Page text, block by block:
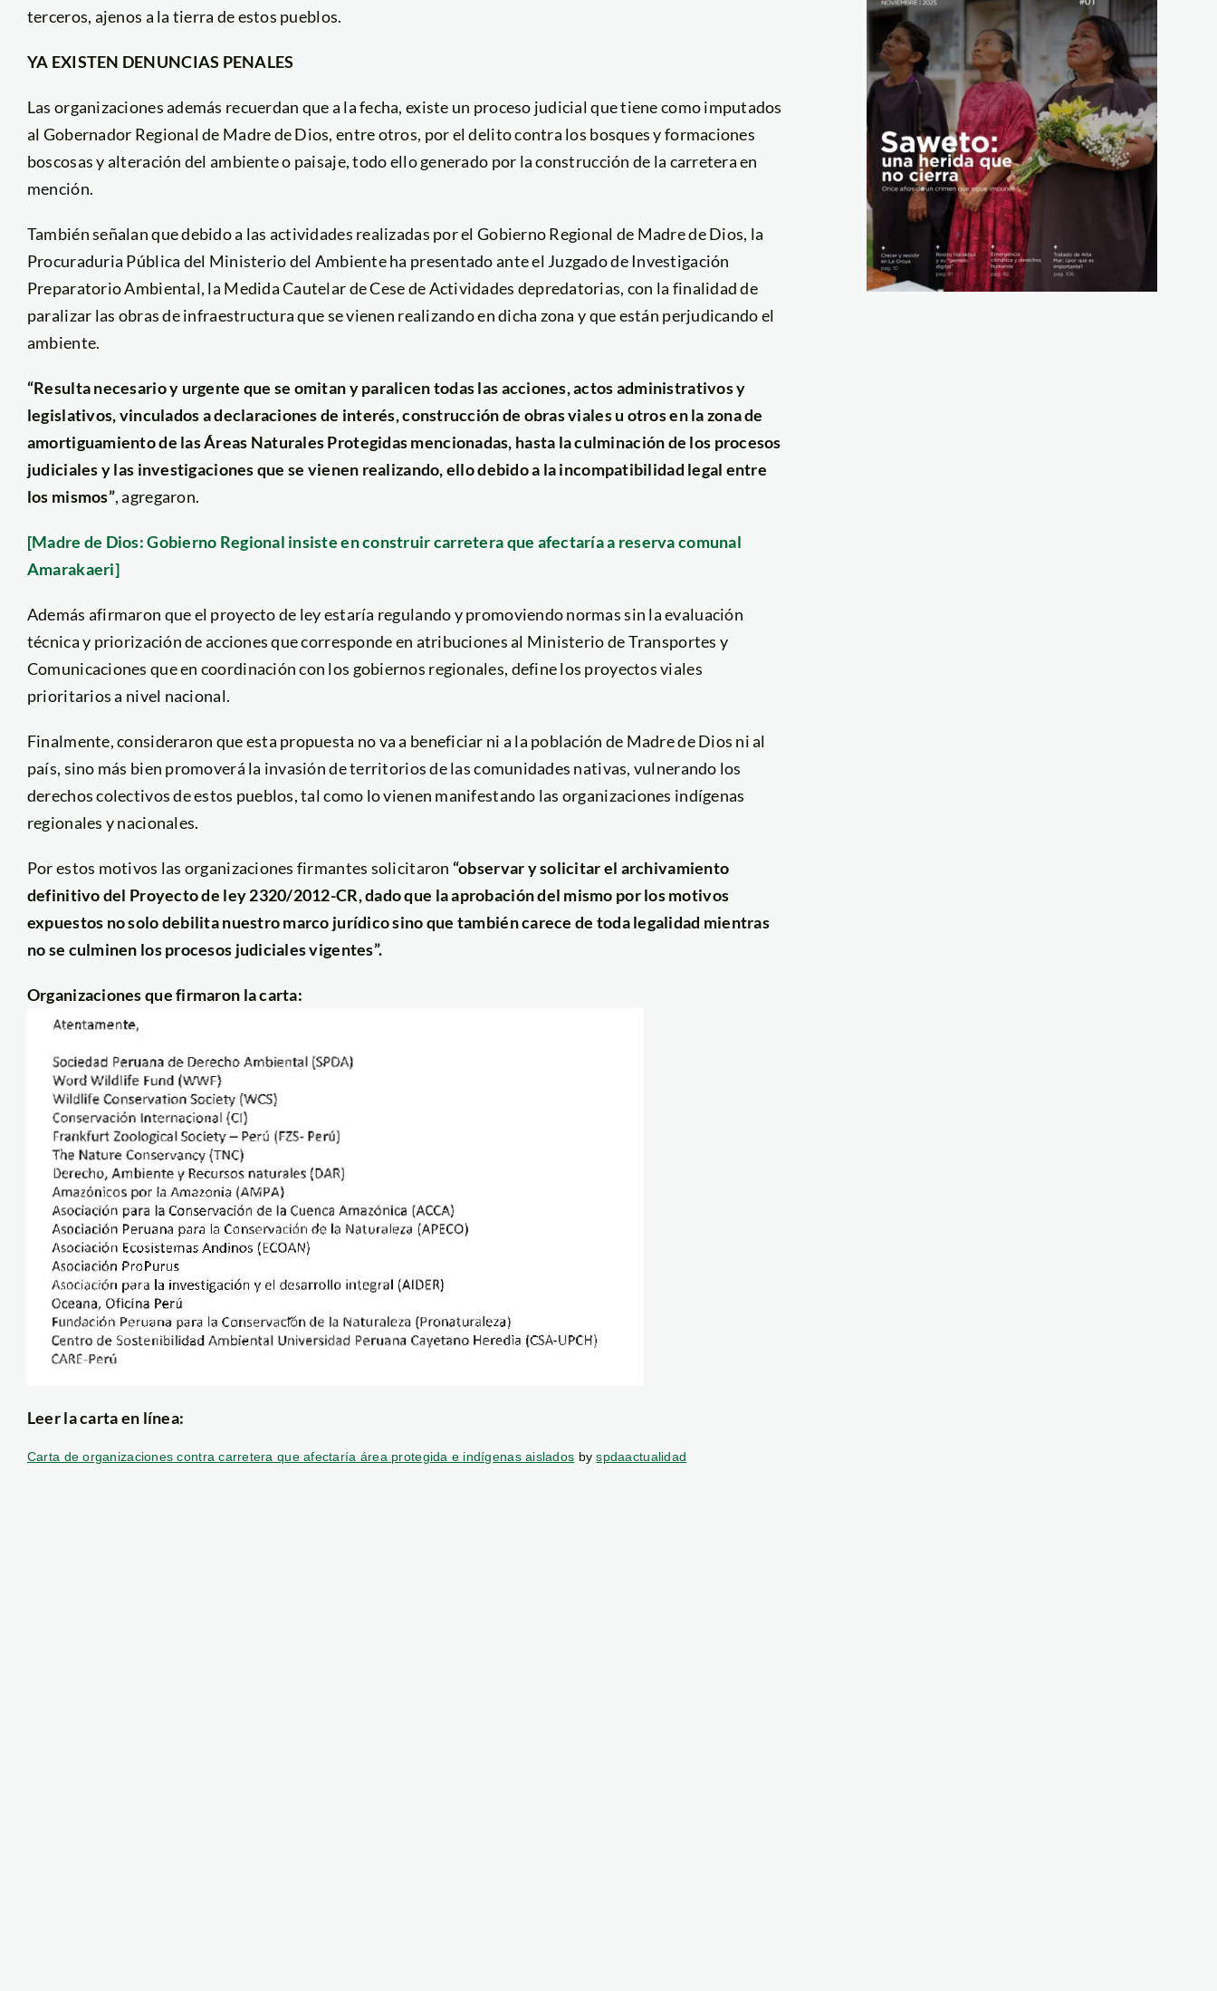
terceros, ajenos a la tierra de estos pueblos.
YA EXISTEN DENUNCIAS PENALES
Las organizaciones además recuerdan que a la fecha, existe un proceso judicial que tiene como imputados
al Gobernador Regional de Madre de Dios, entre otros, por el delito contra los bosques y formaciones
boscosas y alteración del ambiente o paisaje, todo ello generado por la construcción de la carretera en
mención.
También señalan que debido a las actividades realizadas por el Gobierno Regional de Madre de Dios, la
Procuraduria Pública del Ministerio del Ambiente ha presentado ante el Juzgado de Investigación
Preparatorio Ambiental, la Medida Cautelar de Cese de Actividades depredatorias, con la finalidad de
paralizar las obras de infraestructura que se vienen realizando en dicha zona y que están perjudicando el
ambiente.
“Resulta necesario y urgente que se omitan y paralicen todas las acciones, actos administrativos y
legislativos, vinculados a declaraciones de interés, construcción de obras viales u otros en la zona de
amortiguamiento de las Áreas Naturales Protegidas mencionadas, hasta la culminación de los procesos
judiciales y las investigaciones que se vienen realizando, ello debido a la incompatibilidad legal entre
los mismos”, agregaron.
[Madre de Dios: Gobierno Regional insiste en construir carretera que afectaría a reserva comunal
Amarakaeri]
Además afirmaron que el proyecto de ley estaría regulando y promoviendo normas sin la evaluación
técnica y priorización de acciones que corresponde en atribuciones al Ministerio de Transportes y
Comunicaciones que en coordinación con los gobiernos regionales, define los proyectos viales
prioritarios a nivel nacional.
Finalmente, consideraron que esta propuesta no va a beneficiar ni a la población de Madre de Dios ni al
país, sino más bien promoverá la invasión de territorios de las comunidades nativas, vulnerando los
derechos colectivos de estos pueblos, tal como lo vienen manifestando las organizaciones indígenas
regionales y nacionales.
Por estos motivos las organizaciones firmantes solicitaron “observar y solicitar el archivamiento
definitivo del Proyecto de ley 2320/2012-CR, dado que la aprobación del mismo por los motivos
expuestos no solo debilita nuestro marco jurídico sino que también carece de toda legalidad mientras
no se culminen los procesos judiciales vigentes”.
Organizaciones que firmaron la carta:
Leer la carta en línea:
Carta de organizaciones contra carretera que afectaría área protegida e indígenas aislados byspdaactualidad